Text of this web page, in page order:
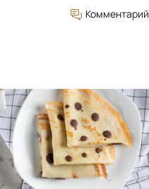
Комментарий